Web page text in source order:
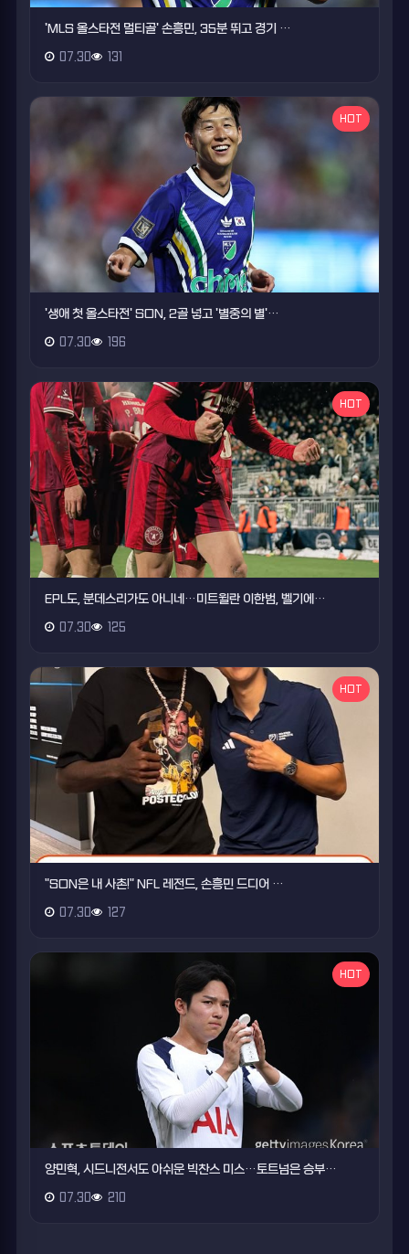
'MLS 올스타전 멀티골' 손흥민, 35분 뛰고 경기 …
07.30 131
HOT
'생애 첫 올스타전' SON, 2골 넣고 '별중의 별'…
07.30 196
HOT
EPL도, 분데스리가도 아니네…미트윌란 이한범, 벨기에…
07.30 125
HOT
"SON은 내 사촌!" NFL 레전드, 손흥민 드디어 …
07.30 127
HOT
양민혁, 시드니전서도 아쉬운 빅찬스 미스…토트넘은 승부…
07.30 210